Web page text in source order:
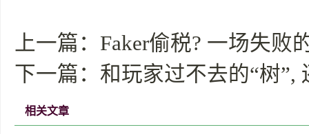
上一篇： Faker偷税? 一场失败
下一篇： 和玩家过不去的“树”,
相关文章